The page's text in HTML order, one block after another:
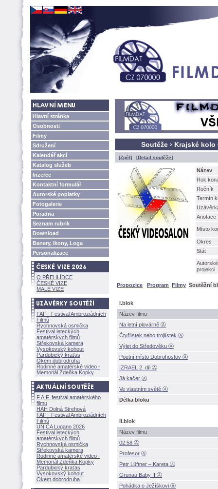
Hlavní stránka
Osobnosti
Filmy
Sdružení
Kalendář akcí
Katalog služeb
Inzerce
Kontaktní formulář
Autorské poplatky
Fotogalerie
Poradna
Seznam rubrik
Download
Banery, Ikony, Loga
Personalizace
O PŘEHLÍDCE
ČESKÉ VIZE
MALÉ VIZE
FAF - Festival Ambroziádních
Filmů
Rychnovská osmička
Festival leteckých
amatérských filmů
Střekovská kamera
Vysokovský kohout
Pardubický kraťas
Okem dobrodruha
Rodinné amatérské video -
Memoriál Zdeňka Kopky
F.A.F. festival amatérského
filmu
HAH Dolná Strehov
FAF - Festival Ambroziádních
Filmů
UNICA Lugano 2026
Festival leteckých
amatérských filmů
Rychnovská osmička
Střekovská kamera
Rodinné amatérské video -
Memoriál Zdeňka Kopky
Pardubický kraťas
Vysokovský kohout
Okem dobrodruha
Soutěže › Krajské kolo
[Zpět] [Detail soutěže]
Název
Rok
Ročník
Termín
Anotace
Místo
Okres
Stát
projekci
Propozice Program Filmy Soutěžní
I.blok
Název filmu
Na letní plovárně Ⓐ
Čtyřlístek nebo trojlístek Ⓐ
Výlet do Středověku Ⓐ
Poutní místo Dobrohostov Ⓐ
IZRAEL 2. díl Ⓐ
Já kačer Ⓐ
Ve vlastním světě Ⓐ
Délka bloku
II.blok
Název filmu
02:58 Ⓐ
Profesor Ⓐ
Petr Lüftner – Kareta Ⓐ
Grunau Baby II Ⓐ
Pohádka o Ježíškovi Ⓐ